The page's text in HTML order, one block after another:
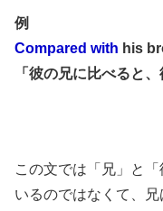
例
Compared with his
「彼の兄に比べると、
この文では「兄」と
いるのではなくて、